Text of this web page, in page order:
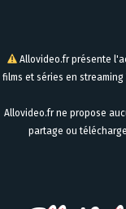
Allovideo.fr présente
films et séries en streaming
Allovideo.fr ne propose
partage ou